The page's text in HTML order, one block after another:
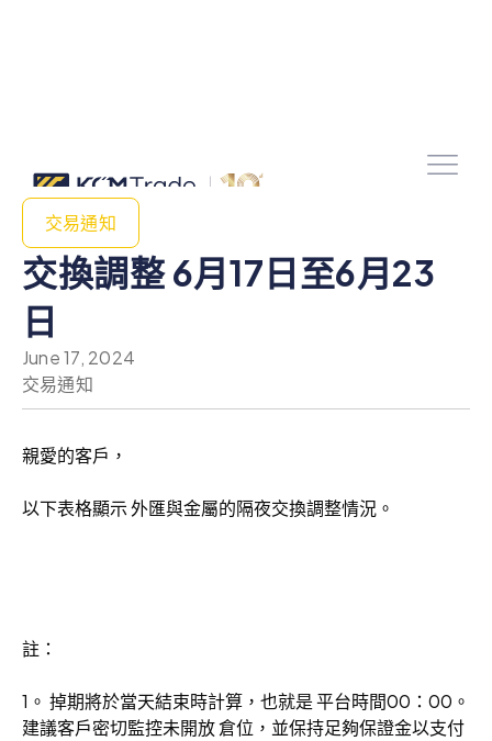
交易通知
交換調整 6月17日至6月23
日
June 17, 2024
交易通知
親愛的客戶，
以下表格顯示 外匯與金屬的隔夜交換調整情況。
註：
1。 掉期將於當天結束時計算，也就是 平台時間00：00。
建議客戶密切監控未開放 倉位，並保持足夠保證金以支付